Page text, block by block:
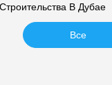
В Дубае
Все